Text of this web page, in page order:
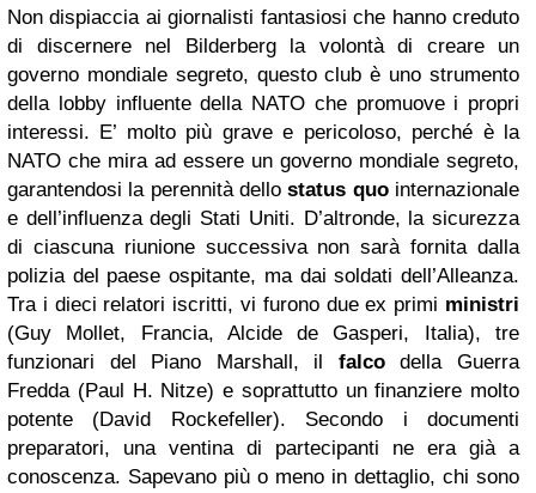
Non dispiaccia ai giornalisti fantasiosi che hanno creduto
di discernere nel Bilderberg la volontà di creare un
governo mondiale segreto, questo club è uno strumento
della lobby influente della NATO che promuove i propri
interessi. E’ molto più grave e pericoloso, perché è la
NATO che mira ad essere un governo mondiale segreto,
garantendosi la perennità dellostatus quointernazionale
e dell’influenza degli Stati Uniti. D’altronde, la sicurezza
di ciascuna riunione successiva non sarà fornita dalla
polizia del paese ospitante, ma dai soldati dell’Alleanza.
Tra i dieci relatori iscritti, vi furono due ex primi ministri
(Guy Mollet, Francia, Alcide de Gasperi, Italia), tre
funzionari del Piano Marshall, il falcodella Guerra
Fredda (Paul H. Nitze) e soprattutto un finanziere molto
potente (David Rockefeller). Secondo i documenti
preparatori, una ventina di partecipanti ne era già a
conoscenza. Sapevano più o meno in dettaglio, chi sono